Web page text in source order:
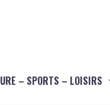
– SPORTS – LOISIRS